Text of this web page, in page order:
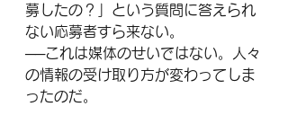
募したの？」という質問に答えられ
ない応募者すら来ない。
──これは媒体のせいではない。人々
の情報の受け取り方が変わってしま
ったのだ。